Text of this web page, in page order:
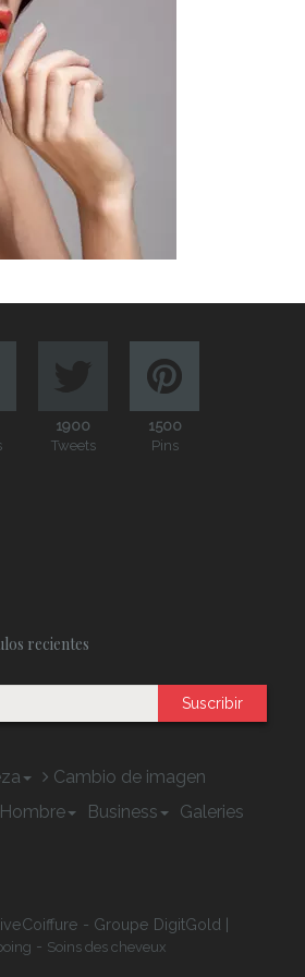
1900
Tweets
1500
Pins
recientes
Suscribir
Cambio de imagen
Hombre Business
Galeries
- Groupe DigitGold |
- Soins des cheveux